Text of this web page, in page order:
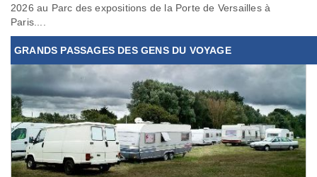
2026 au Parc des expositions de la Porte de Versailles à
Paris....
GRANDS PASSAGES DES GENS DU VOYAGE